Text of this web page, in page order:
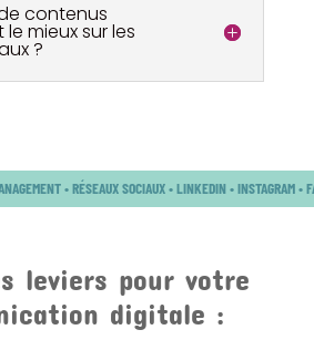
contenus
mieux sur les
?
• RÉSEAUX SOCIAUX • LINKEDIN • INSTAGRAM •
leviers pour votre
digitale :